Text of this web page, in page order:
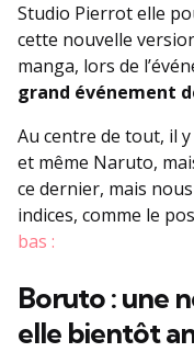
Studio Pierrot elle
cette nouvelle
manga, lors de
grand événement
Au centre de tout, il
et même Naruto,
ce dernier, mais
indices, comme le
bas :
Boruto : une
elle bientôt